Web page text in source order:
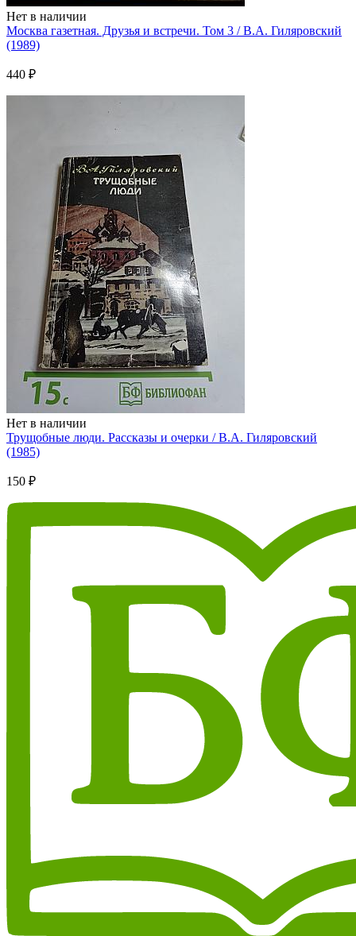
Нет в наличии
Москва газетная. Друзья и встречи. Том 3 / В.А. Гиляровский
(1989)
440 ₽
Нет в наличии
Трущобные люди. Рассказы и очерки / В.А. Гиляровский
(1985)
150 ₽